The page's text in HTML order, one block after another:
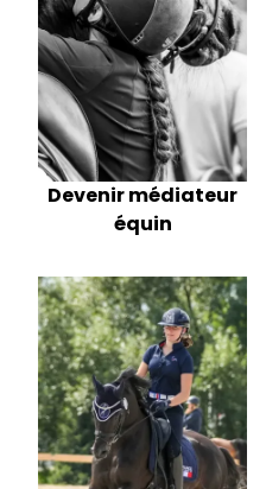
Devenir médiateur
équin